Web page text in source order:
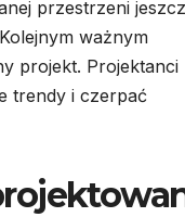
przestrzeni
ważnym
projekt. Projektanci
trendy i czerpać